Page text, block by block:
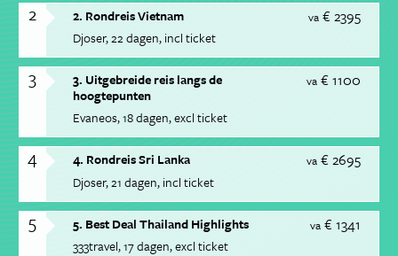
2 va € 2395
2. Rondreis Vietnam
Djoser 22 dagen incl ticket
3 va € 1100
3. Uitgebreide reis langs de
hoogtepunten
Evaneos 18 dagen excl ticket
4 va € 2695
4. Rondreis Sri Lanka
Djoser 21 dagen incl ticket
5 va € 1341
5. Best Deal Thailand Highlights
333travel 17 dagen excl ticket